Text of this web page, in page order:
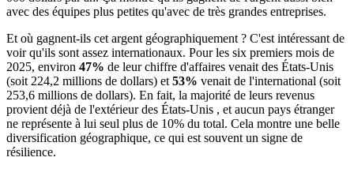
avec des équipes plus petites qu'avec de très grandes entreprises.
Et où gagnent-ils cet argent géographiquement ? C'est intéressant de
voir qu'ils sont assez internationaux. Pour les six premiers mois de
2025, environ 47% de leur chiffre d'affaires venait des États-Unis
(soit 224,2 millions de dollars) et 53% venait de l'international (soit
253,6 millions de dollars). En fait, la majorité de leurs revenus
provient déjà de l'extérieur des États-Unis , et aucun pays étranger
ne représente à lui seul plus de 10% du total. Cela montre une belle
diversification géographique, ce qui est souvent un signe de
résilience.